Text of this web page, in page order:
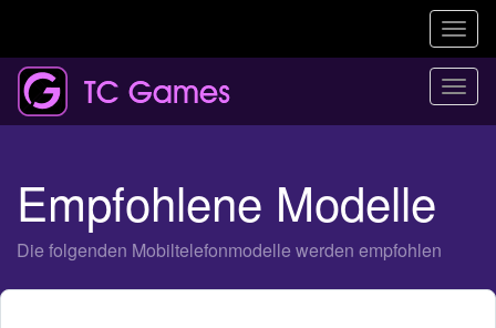
Empfohlene Modelle
Die folgenden Mobiltelefonmodelle werden empfohlen